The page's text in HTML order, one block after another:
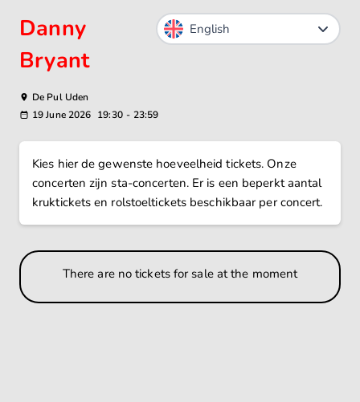
Danny
Bryant
De Pul Uden
19 June 2026 19:30 - 23:59
Kies hier de gewenste hoeveelheid tickets. Onze
concerten zijn sta-concerten. Er is een beperkt aantal
kruktickets en rolstoeltickets beschikbaar per concert.
There are no tickets for sale at the moment